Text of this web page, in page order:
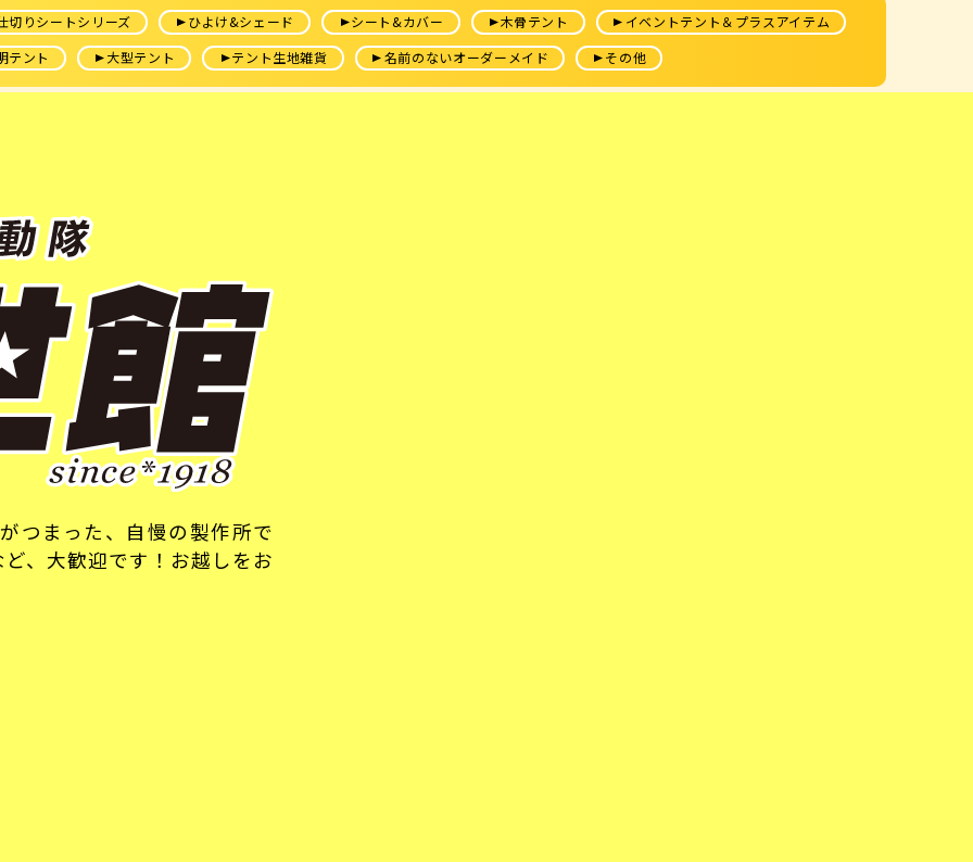
切りシートシリーズ ひよけ&シェード シート&カバー 木骨テント
イベントテント＆プラスアイテム
テント
大型テント テント生地雑貨 名前のないオーダーメイド その他
つまった、自慢の製作所で
、大歓迎です！お越しをお